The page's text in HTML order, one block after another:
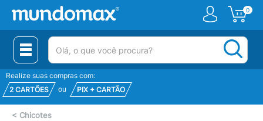
0
(pesquisar)
Realize suas compras com:
2 CARTÕES
ou PIX + CARTÃO
< Chicotes